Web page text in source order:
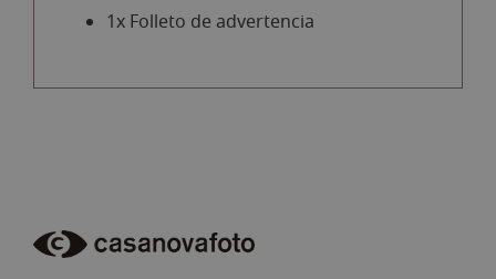
1x Folleto de advertencia